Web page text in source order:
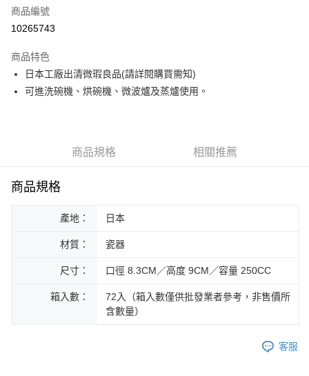
LINE Pay
街口支付
悠遊付
運送方式
每筆NT$200，滿NT$1,000(含以上)免運費
黑貓外島宅配
每筆NT$360
商品編號
10265743
商品特色
日本工廠出清微瑕良品(請詳閱購買需知)
可進洗碗機、烘碗機、微波爐及蒸爐使用。
商品規格 相關推薦
商品規格
產地： 日本
材質： 瓷器
尺寸： 口徑 8.3CM／高度 9CM／容量 250CC
箱入數：
72入（箱入數僅供批發業者參考，非售價所
含數量）
客服